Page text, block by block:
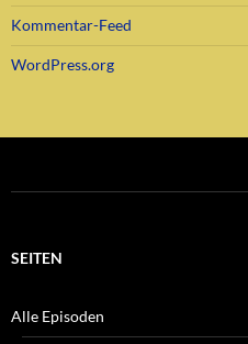
Kommentar-Feed
WordPress.org
SEITEN
Alle Episoden